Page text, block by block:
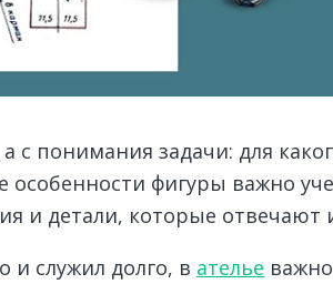
понимания задачи: для
особенности фигуры важно
и детали, которые отвечают
и служил долго, в ателье